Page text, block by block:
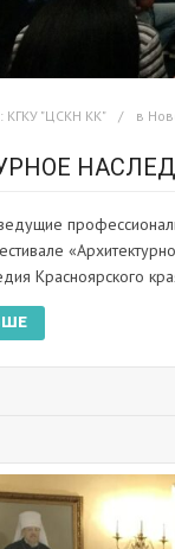
КГКУ "ЦСКН КК" в
Красноярского